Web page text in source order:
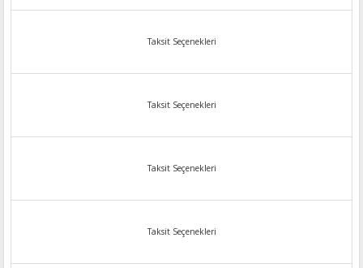
Taksit Seçenekleri
Taksit Seçenekleri
Taksit Seçenekleri
Taksit Seçenekleri